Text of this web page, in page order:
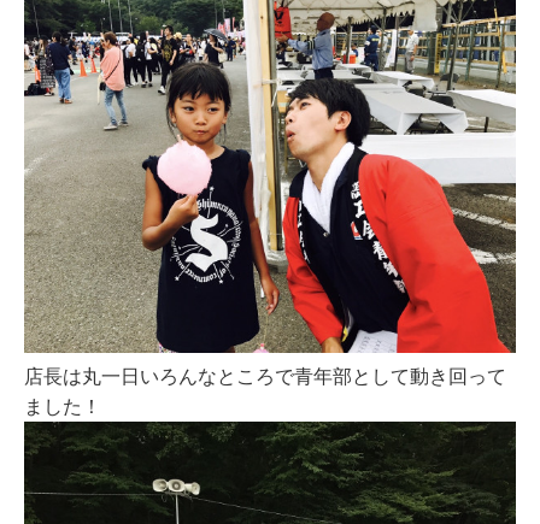
店長は丸一日いろんなところで青年部として動き回って
ました！